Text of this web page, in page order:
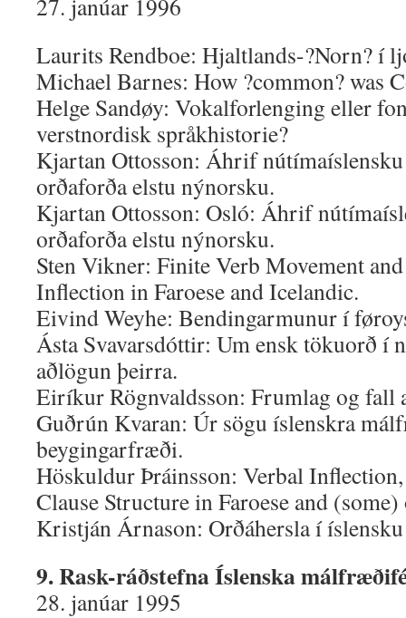
27. janúar 1996
Laurits Rendboe: Hjaltlands-?Norn? í
Michael Barnes: How ?common? was
Helge Sandøy: Vokalforlenging eller
verstnordisk språkhistorie?
Kjartan Ottosson: Áhrif
orðaforða elstu nýnorsku.
Kjartan Ottosson: Osló: Áhrif
orðaforða elstu nýnorsku.
Sten Vikner: Finite Verb Movement
Inflection in Faroese and Icelandic.
Eivind Weyhe: Bendingarmunur í
Ásta Svavarsdóttir: Um ensk tökuorð í
aðlögun þeirra.
Eiríkur Rögnvaldsson: Frumlag og fall
Guðrún Kvaran: Úr sögu íslenskra
beygingarfræði.
Höskuldur Þráinsson: Verbal
Clause Structure in Faroese and
Kristján Árnason: Orðáhersla í
9. Rask-ráðstefna Íslenska
28. janúar 1995